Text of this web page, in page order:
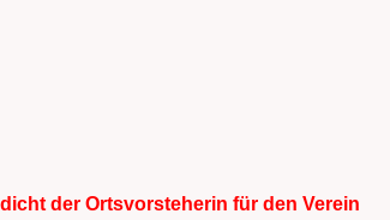
der Ortsvorsteherin für den Verein